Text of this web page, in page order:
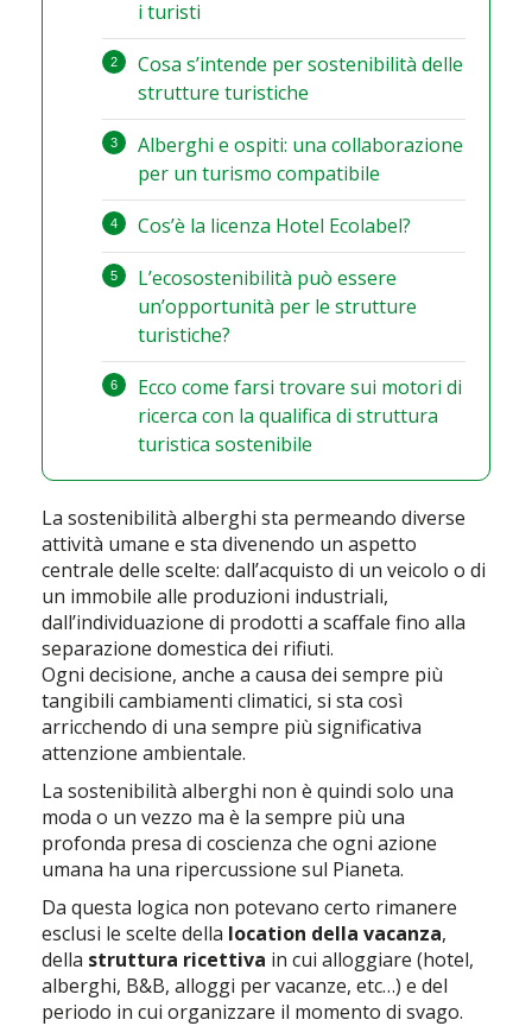
i turisti
Cosa s’intende per sostenibilità delle
strutture turistiche
Alberghi e ospiti: una collaborazione
per un turismo compatibile
Cos’è la licenza Hotel Ecolabel?
L’ecosostenibilità può essere
un’opportunità per le strutture
turistiche?
Ecco come farsi trovare sui motori di
ricerca con la qualifica di struttura
turistica sostenibile
La sostenibilità alberghi sta permeando diverse
attività umane e sta divenendo un aspetto
centrale delle scelte: dall’acquisto di un veicolo o di
un immobile alle produzioni industriali,
dall’individuazione di prodotti a scaffale fino alla
separazione domestica dei rifiuti.
Ogni decisione, anche a causa dei sempre più
tangibili cambiamenti climatici, si sta così
arricchendo di una sempre più significativa
attenzione ambientale.
La sostenibilità alberghi non è quindi solo una
moda o un vezzo ma è la sempre più una
profonda presa di coscienza che ogni azione
umana ha una ripercussione sul Pianeta.
Da questa logica non potevano certo rimanere
esclusi le scelte della location della vacanza,
della struttura ricettiva in cui alloggiare (hotel,
alberghi, B&B, alloggi per vacanze, etc…) e del
periodo in cui organizzare il momento di svago.